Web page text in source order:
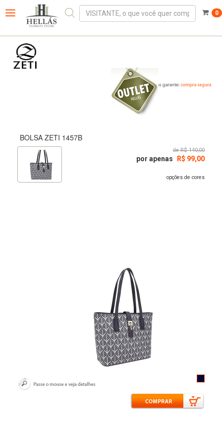
0
Toggle
navigation
BOLSA ZETI 1457B
de R$ 140,00
por apenas R$ 99,00
opções de cores